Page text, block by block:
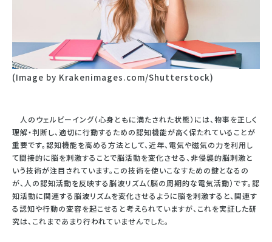
(Image by Krakenimages.com/Shutterstock)
人のウェルビーイング（心身ともに満たされた状態）には、物事を正しく
理解・判断し、適切に行動するための認知機能が高く保たれていることが
重要です。認知機能を高める方法として、近年、電気や磁気の力を利用し
て間接的に脳を刺激することで脳活動を変化させる、非侵襲的脳刺激と
いう技術が注目されています。この技術を使いこなすための鍵となるの
が、人の認知活動を反映する脳波リズム（脳の周期的な電気活動）です。認
知活動に関連する脳波リズムを変化させるように脳を刺激すると、関連す
る認知や行動の変容を起こせると考えられていますが、これを実証した研
究は、これまであまり行われていませんでした。